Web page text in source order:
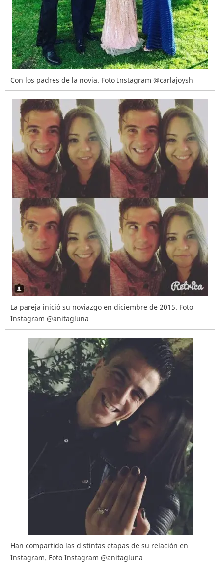
Con los padres de la novia. Foto Instagram @carlajoysh
La pareja inició su noviazgo en diciembre de 2015. Foto
Instagram @anitagluna
Han compartido las distintas etapas de su relación en
Instagram. Foto Instagram @anitagluna